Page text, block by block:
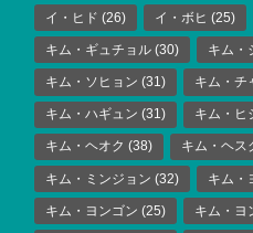
イ・ヒド (26) イ・ボヒ (25)
キム・ギュチョル (30) キム・
キム・ソヒョン (31) キム・チ
キム・ハギュン (31) キム・ヒ
キム・ヘオク (38) キム・ヘス
キム・ミンジョン (32) キム・
キム・ヨンゴン (25) キム・ヨ